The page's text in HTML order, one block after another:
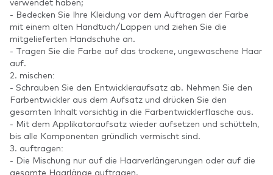
- Bedecken Sie Ihre Kleidung vor dem Auftragen der Farbe
mit einem alten Handtuch/Lappen und ziehen Sie die
mitgelieferten Handschuhe an.
- Tragen Sie die Farbe auf das trockene, ungewaschene Haar
auf.
2. mischen:
- Schrauben Sie den Entwickleraufsatz ab. Nehmen Sie den
Farbentwickler aus dem Aufsatz und drücken Sie den
gesamten Inhalt vorsichtig in die Farbentwicklerflasche aus.
- Mit dem Applikatoraufsatz wieder aufsetzen und schütteln,
bis alle Komponenten gründlich vermischt sind.
3. auftragen:
- Die Mischung nur auf die Haarverlängerungen oder auf die
gesamte Haarlänge auftragen.